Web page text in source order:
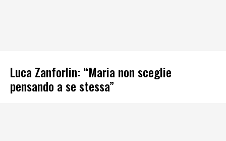
Luca Zanforlin: “Maria non sceglie
pensando a se stessa”